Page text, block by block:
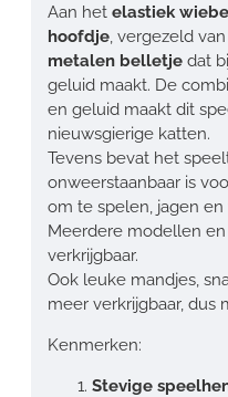
Aan het elastiek
hoofdje, vergezeld van
metalen belletje dat
geluid maakt. De
en geluid maakt dit
nieuwsgierige katten.
Tevens bevat het
onweerstaanbaar is
om te spelen, jagen en
Meerdere modellen
verkrijgbaar.
Ook leuke mandjes,
meer verkrijgbaar, dus
Kenmerken:
Stevige